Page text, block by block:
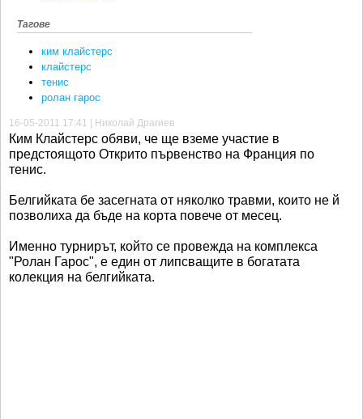
Тагове
ким клайстерс
клайстерс
тенис
ролан гарос
16-05-2011 17:41 | Николай Драгиев
Ким Клайстерс обяви, че ще вземе участие в
предстоящото Открито първенство на Франция по
тенис.
Белгийката бе засегната от няколко травми, които не й
позволиха да бъде на корта повече от месец.
Именно турнирът, който се провежда на комплекса
"Ролан Гарос", е един от липсващите в богатата
колекция на белгийката.